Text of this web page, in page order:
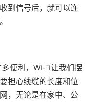
到信号后，就可以连
便利，Wi-Fi让我们摆
担心线缆的长度和位
，无论是在家中、公